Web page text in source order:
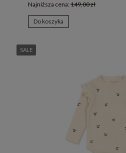
Najniższa cena: 149,00 zł
Do koszyka
SALE